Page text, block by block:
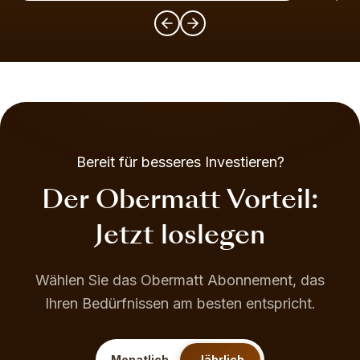
Bereit für besseres Investieren?
Der Obermatt Vorteil:
Jetzt loslegen
Wählen Sie das Obermatt Abonnement, das
Ihren Bedürfnissen am besten entspricht.